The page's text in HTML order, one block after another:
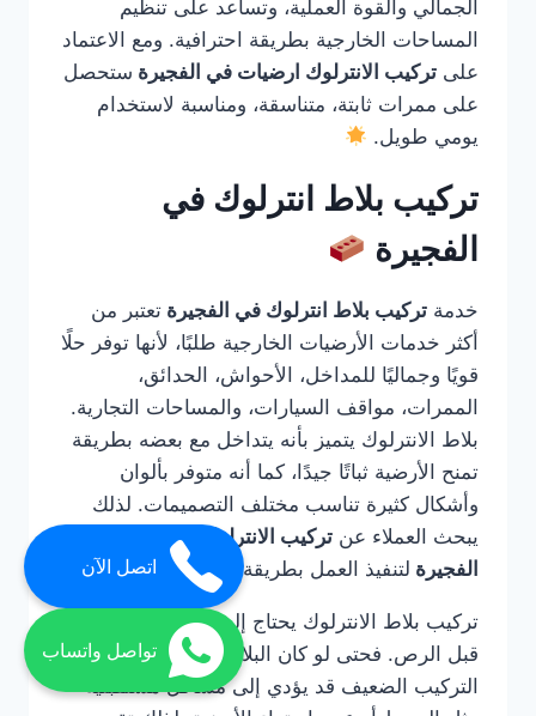
الجمالي والقوة العملية، وتساعد على تنظيم
المساحات الخارجية بطريقة احترافية. ومع الاعتماد
على تركيب الانترلوك ارضيات في الفجيرة ستحصل
على ممرات ثابتة، متناسقة، ومناسبة لاستخدام
يومي طويل.
تركيب بلاط انترلوك في
الفجيرة
خدمة تركيب بلاط انترلوك في الفجيرة تعتبر من
أكثر خدمات الأرضيات الخارجية طلبًا، لأنها توفر حلًا
قويًا وجماليًا للمداخل، الأحواش، الحدائق،
الممرات، مواقف السيارات، والمساحات التجارية.
بلاط الانترلوك يتميز بأنه يتداخل مع بعضه بطريقة
تمنح الأرضية ثباتًا جيدًا، كما أنه متوفر بألوان
وأشكال كثيرة تناسب مختلف التصميمات. لذلك
يبحث العملاء عن تركيب الانترلوك ارضيات في
الفجيرة لتنفيذ العمل بطريقة صحيحة واحترافية.
تركيب بلاط الانترلوك يحتاج إلى خبرة في التأسيس
قبل الرص. فحتى لو كان البلاط عالي الجودة، فإن
التركيب الضعيف قد يؤدي إلى مشاكل مستقبلية
اتصل الآن
تواصل واتساب